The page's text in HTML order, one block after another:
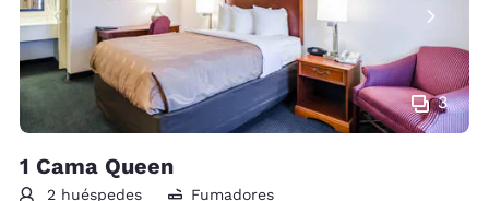
3
1 Cama Queen
2 huéspedes Fumadores